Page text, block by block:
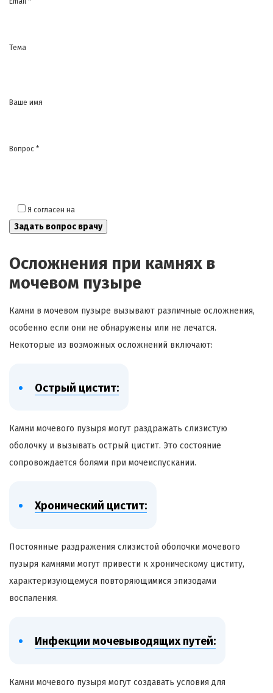
Тема
Ваше имя
Вопрос *
Я согласен на
Осложнения при камнях в
мочевом пузыре
Камни в мочевом пузыре вызывают различные осложнения,
особенно если они не обнаружены или не лечатся.
Некоторые из возможных осложнений включают:
Острый цистит:
Камни мочевого пузыря могут раздражать слизистую
оболочку и вызывать острый цистит. Это состояние
сопровождается болями при мочеиспускании.
Хронический цистит:
Постоянные раздражения слизистой оболочки мочевого
пузыря камнями могут привести к хроническому циститу,
характеризующемуся повторяющимися эпизодами
воспаления.
Инфекции мочевыводящих путей:
Камни мочевого пузыря могут создавать условия для